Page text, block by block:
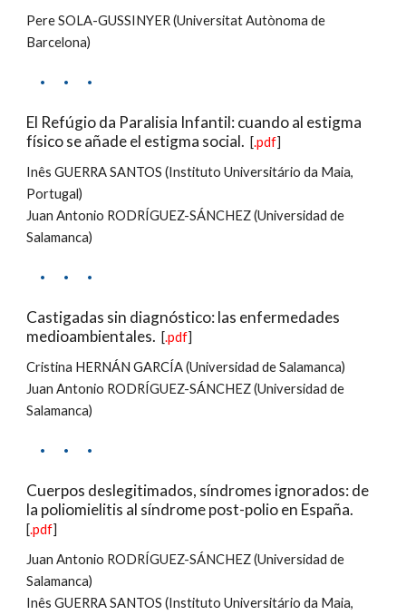
Pere SOLA-GUSSINYER (Universitat Autònoma de
Barcelona)
·     ·     ·
El Refúgio da Paralisia Infantil: cuando al estigma
físico se añade el estigma social.
  [
.pdf]
Inês GUERRA SANTOS (Instituto Universitário da Maia,
Portugal)
Juan Antonio RODRÍGUEZ-SÁNCHEZ (Universidad de
Salamanca)
·     ·     ·
Castigadas sin diagnóstico: las enfermedades
medioambientales.
  [
.pdf]
Cristina HERNÁN GARCÍA (Universidad de Salamanca)
Juan Antonio RODRÍGUEZ-SÁNCHEZ (Universidad de
Salamanca)
·     ·     ·
Cuerpos deslegitimados, síndromes ignorados: de
la poliomielitis al síndrome post-polio en España.
[.pdf]
Juan Antonio RODRÍGUEZ-SÁNCHEZ (Universidad de
Salamanca)
Inês GUERRA SANTOS (Instituto Universitário da Maia,